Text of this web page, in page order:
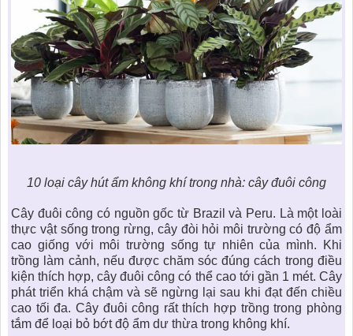
10 loại cây hút ẩm không khí trong nhà: cây đuôi công
Cây đuôi công có nguồn gốc từ Brazil và Peru. Là một loài
thực vật sống trong rừng, cây đòi hỏi môi trường có độ ẩm
cao giống với môi trường sống tự nhiên của mình. Khi
trồng làm cảnh, nếu được chăm sóc đúng cách trong điều
kiện thích hợp, cây đuôi công có thể cao tới gần 1 mét. Cây
phát triển khá chậm và sẽ ngừng lại sau khi đạt đến chiều
cao tối đa. Cây đuôi công rất thích hợp trồng trong phòng
tắm để loại bỏ bớt độ ẩm dư thừa trong không khí.